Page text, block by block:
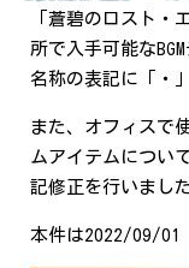
「蒼碧のロスト・
所で入手可能な
名称の表記に「・
また、オフィスで
ムアイテムについ
記修正を行いました
本件は2022/09/01